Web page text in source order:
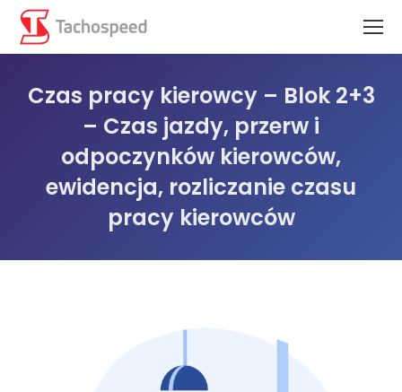
Czas pracy kierowcy – Blok 2+3
– Czas jazdy, przerw i
odpoczynków kierowców,
ewidencja, rozliczanie czasu
pracy kierowców